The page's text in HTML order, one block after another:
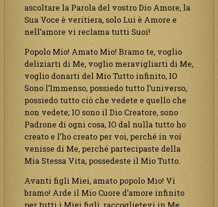
ascoltare la Parola del vostro Dio Amore, la
Sua Voce è veritiera, solo Lui è Amore e
nell’amore vi reclama tutti Suoi!
Popolo Mio! Amato Mio! Bramo te, voglio
deliziarti di Me, voglio meravigliarti di Me,
voglio donarti del Mio Tutto infinito, IO
Sono l’Immenso, possiedo tutto l’universo,
possiedo tutto ciò che vedete e quello che
non vedete; IO sono il Dio Creatore, sono
Padrone di ogni cosa, IO dal nulla tutto ho
creato e l’ho creato per voi, perché in voi
venisse di Me, perché partecipaste della
Mia Stessa Vita, possedeste il Mio Tutto.
Avanti figli Miei, amato popolo Mio! Vi
bramo! Arde il Mio Cuore d’amore infinito
per tutti i Miei figli, raccoglietevi in Me,